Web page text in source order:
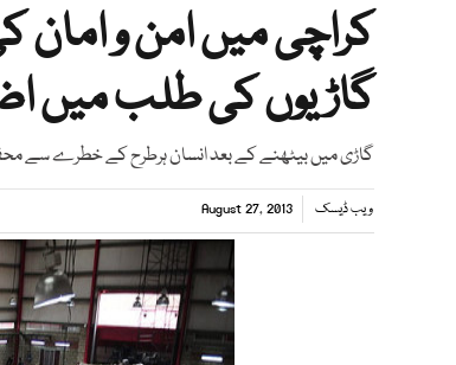
کراچی میں امن و
گاڑیوں کی طلب میں
گاڑی میں بیٹھنے کے بعد انسان ہرطرح کے خطرے سے
ویب ڈیسک August 27, 2013